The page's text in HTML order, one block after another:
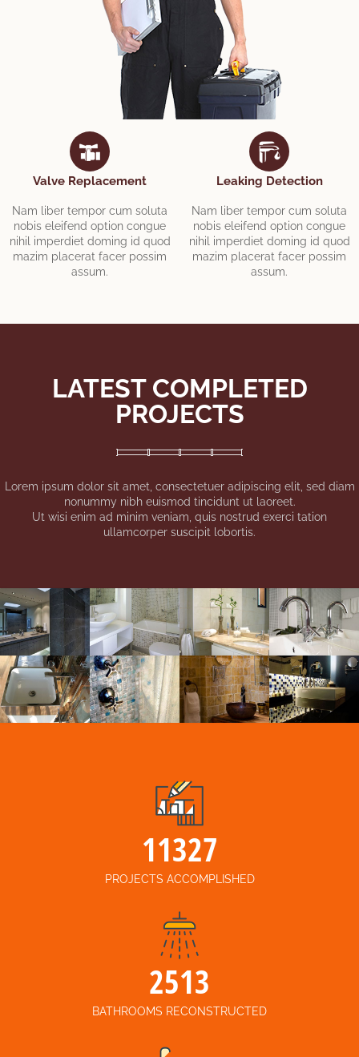
Valve Replacement
Nam liber tempor cum soluta
nobis eleifend option congue
nihil imperdiet doming id quod
mazim placerat facer possim
assum.
Leaking Detection
Nam liber tempor cum soluta
nobis eleifend option congue
nihil imperdiet doming id quod
mazim placerat facer possim
assum.
LATEST COMPLETED
PROJECTS
Lorem ipsum dolor sit amet, consectetuer adipiscing elit, sed diam
nonummy nibh euismod tincidunt ut laoreet.
Ut wisi enim ad minim veniam, quis nostrud exerci tation
ullamcorper suscipit lobortis.
12280
PROJECTS ACCOMPLISHED
2859
BATHROOMS RECONSTRUCTED